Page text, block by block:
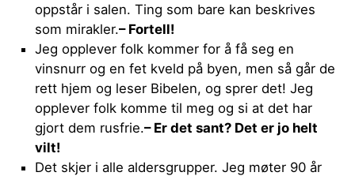
oppstår i salen. Ting som bare kan beskrives
som mirakler.– Fortell!
Jeg opplever folk kommer for å få seg en
vinsnurr og en fet kveld på byen, men så går de
rett hjem og leser Bibelen, og sprer det! Jeg
opplever folk komme til meg og si at det har
gjort dem rusfrie.– Er det sant? Det er jo helt
vilt!
Det skjer i alle aldersgrupper. Jeg møter 90 år